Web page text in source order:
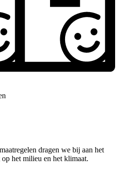
dragen we bij aan het
het milieu en het klimaat.